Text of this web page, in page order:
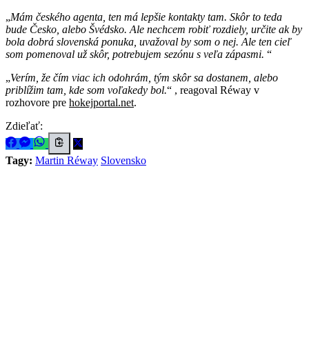
Mám českého agenta, ten má lepšie kontakty tam. Skôr to teda
bude Česko, alebo Švédsko. Ale nechcem robiť rozdiely, určite ak by
bola dobrá slovenská ponuka, uvažoval by som o nej. Ale ten cieľ
som pomenoval už skôr, potrebujem sezónu s veľa zápasmi.
Verím, že čím viac ich odohrám, tým skôr sa dostanem, alebo
priblížim tam, kde som voľakedy bol.
, reagoval Réway v
rozhovore pre hokejportal.net.
Zdieľať:
Tagy: Martin Réway Slovensko